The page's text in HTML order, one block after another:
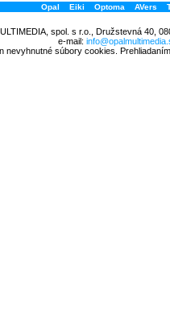
Opal Eiki Optoma AVers
spol. s r.o., Družstevná 40,
e-mail:
nevyhnutné súbory cookies.